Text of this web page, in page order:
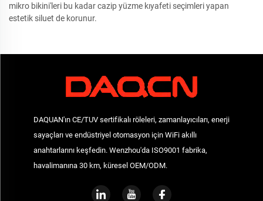
mikro bikini'leri bu kadar cazip yüzme kıyafeti seçimleri yapan
estetik siluet de korunur.
DAQUAN'ın CE/TUV sertifikalı röleleri, zamanlayıcıları, enerji
sayaçları ve endüstriyel otomasyon için WiFi akıllı
anahtarlarını keşfedin. Wenzhou'da ISO9001 fabrika,
havalimanına 30 km, küresel OEM/ODM.